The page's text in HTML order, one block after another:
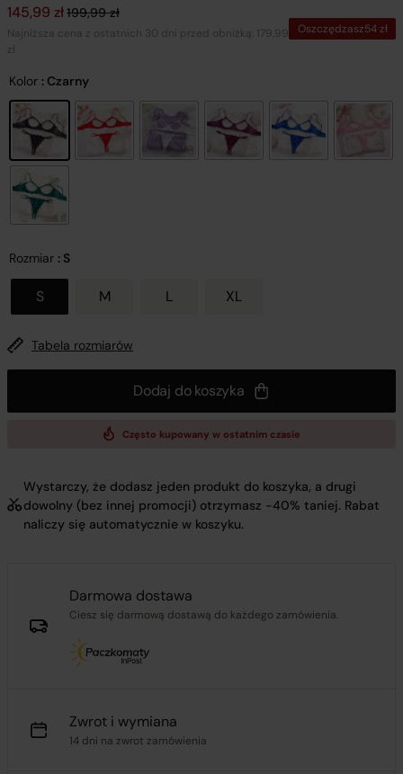
5.00na 5 na
podstawie
ocen
199,99zł
Pierwotna cena wynosiła: 199,99 zł.
145,99 zł
Aktualna cena wynosi: 145,99 zł.
Najniższa cena z ostatnich 30 dni przed obniżką: 179,99
zł
Oszczędzasz54zł
Kolor : Czarny
Rozmiar : S
S M L XL
Tabela rozmiarów
Dodaj do koszyka
Często kupowany w ostatnim czasie
Wystarczy, że dodasz jeden produkt do koszyka, a drugi
dowolny (bez innej promocji) otrzymasz -40% taniej. Rabat
naliczy się automatycznie w koszyku.
Darmowa dostawa
Ciesz się darmową dostawą do każdego zamówienia.
Zwrot i wymiana
14 dni na zwrot zamówienia